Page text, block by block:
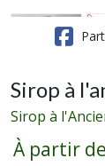
Sirop à
Sirop à
À partir de